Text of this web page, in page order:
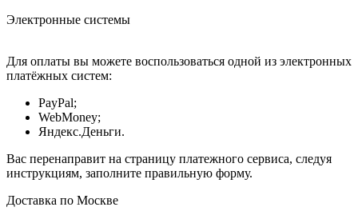
Электронные системы
Для оплаты вы можете воспользоваться одной из электронных
платёжных систем:
PayPal;
WebMoney;
Яндекс.Деньги.
Вас перенаправит на страницу платежного сервиса, следуя
инструкциям, заполните правильную форму.
Доставка по Москве